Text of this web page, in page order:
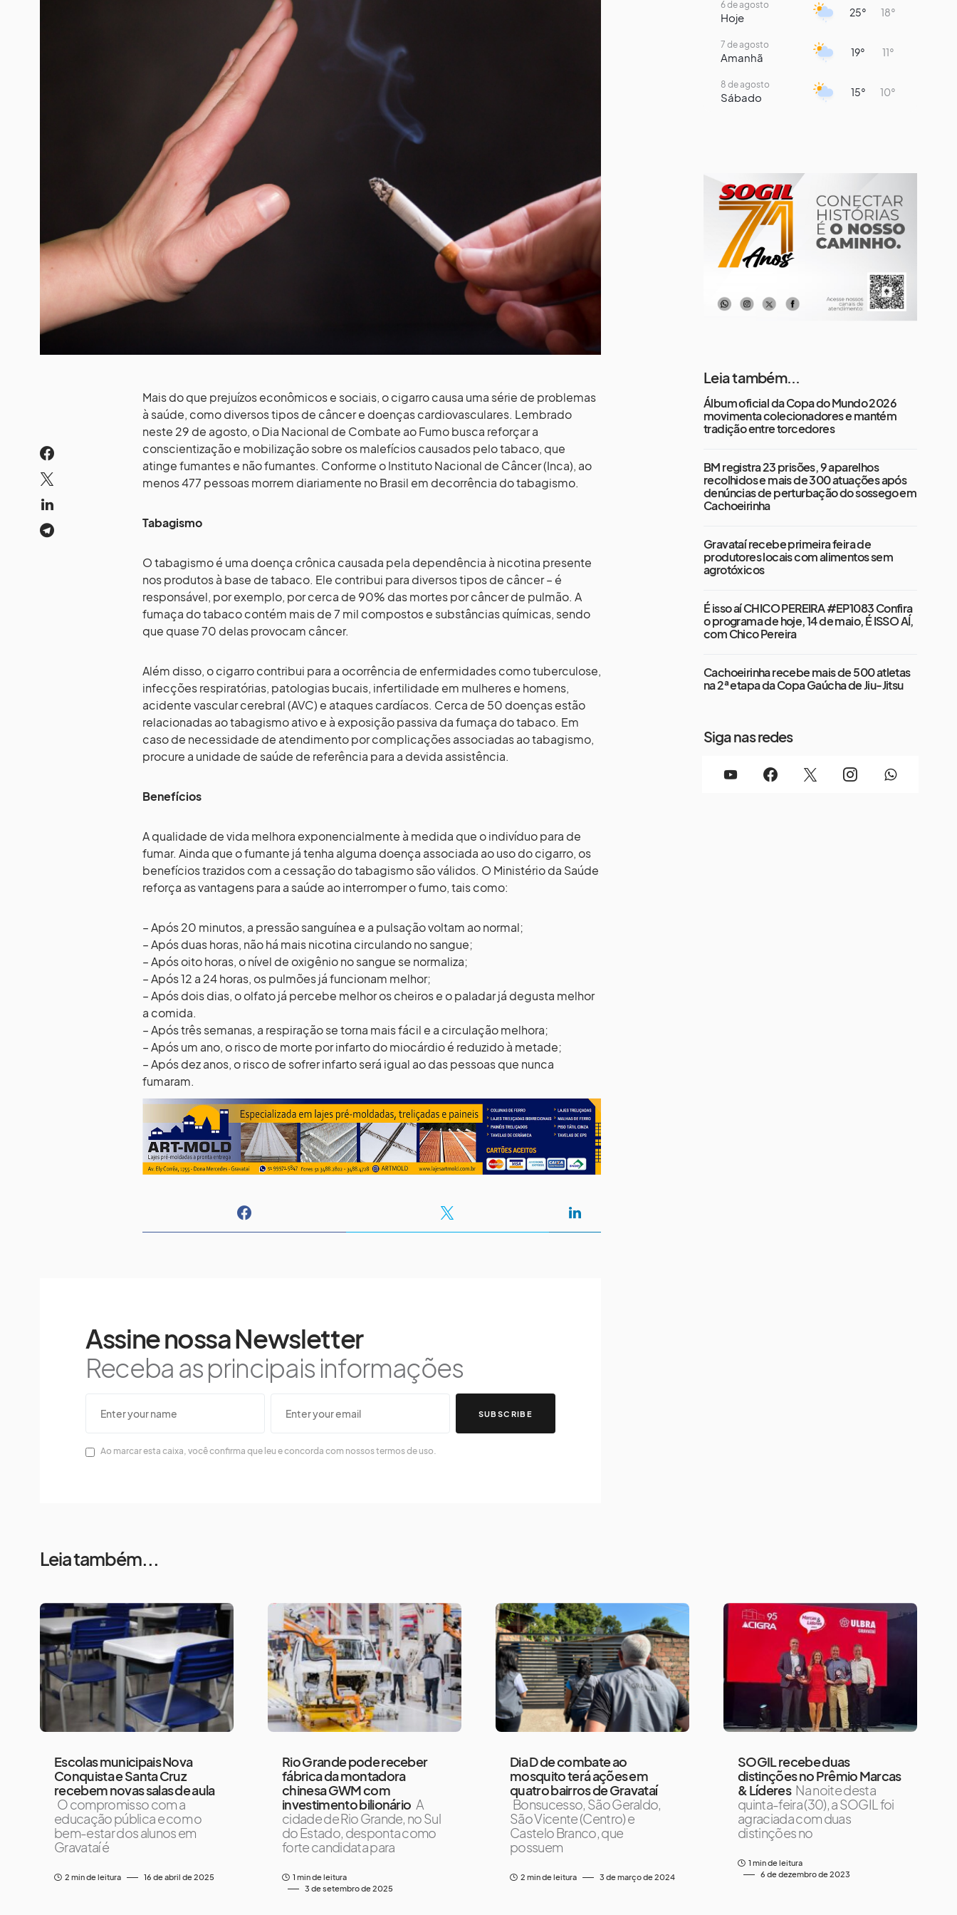
Mais do que prejuízos econômicos e sociais, o cigarro causa uma série de problemas
à saúde, como diversos tipos de câncer e doenças cardiovasculares. Lembrado
neste 29 de agosto, o Dia Nacional de Combate ao Fumo busca reforçar a
conscientização e mobilização sobre os malefícios causados pelo tabaco, que
atinge fumantes e não fumantes. Conforme o Instituto Nacional de Câncer (Inca), ao
menos 477 pessoas morrem diariamente no Brasil em decorrência do tabagismo.
Tabagismo
O tabagismo é uma doença crônica causada pela dependência à nicotina presente
nos produtos à base de tabaco. Ele contribui para diversos tipos de câncer – é
responsável, por exemplo, por cerca de 90% das mortes por câncer de pulmão. A
fumaça do tabaco contém mais de 7 mil compostos e substâncias químicas, sendo
que quase 70 delas provocam câncer.
Além disso, o cigarro contribui para a ocorrência de enfermidades como tuberculose,
infecções respiratórias, patologias bucais, infertilidade em mulheres e homens,
acidente vascular cerebral (AVC) e ataques cardíacos. Cerca de 50 doenças estão
relacionadas ao tabagismo ativo e à exposição passiva da fumaça do tabaco. Em
caso de necessidade de atendimento por complicações associadas ao tabagismo,
procure a unidade de saúde de referência para a devida assistência.
Benefícios
A qualidade de vida melhora exponencialmente à medida que o indivíduo para de
fumar. Ainda que o fumante já tenha alguma doença associada ao uso do cigarro, os
benefícios trazidos com a cessação do tabagismo são válidos. O Ministério da Saúde
reforça as vantagens para a saúde ao interromper o fumo, tais como:
– Após 20 minutos, a pressão sanguínea e a pulsação voltam ao normal;
– Após duas horas, não há mais nicotina circulando no sangue;
– Após oito horas, o nível de oxigênio no sangue se normaliza;
– Após 12 a 24 horas, os pulmões já funcionam melhor;
– Após dois dias, o olfato já percebe melhor os cheiros e o paladar já degusta melhor
a comida.
– Após três semanas, a respiração se torna mais fácil e a circulação melhora;
– Após um ano, o risco de morte por infarto do miocárdio é reduzido à metade;
– Após dez anos, o risco de sofrer infarto será igual ao das pessoas que nunca
fumaram.
Assine nossa Newsletter
Receba as principais informações
SUBSCRIBE
Ao marcar esta caixa, você confirma que leu e concorda com nossos termos de uso.
6 de agosto
Hoje 25° 18°
7 de agosto
Amanhã 19° 11°
8 de agosto
Sábado 15° 10°
Segunda-Feira 14° 7°
11 de agosto
Terça-Feira 17° 8°
12 de agosto
Quarta-Feira 13° 12°
Leia também...
Álbum oficial da Copa do Mundo 2026
movimenta colecionadores e mantém
tradição entre torcedores
BM registra 23 prisões, 9 aparelhos
recolhidos e mais de 300 atuações após
denúncias de perturbação do sossego em
Cachoeirinha
Gravataí recebe primeira feira de
produtores locais com alimentos sem
agrotóxicos
É isso aí CHICO PEREIRA #EP1083 Confira
o programa de hoje, 14 de maio, É ISSO AÍ,
com Chico Pereira
Cachoeirinha recebe mais de 500 atletas
na 2ª etapa da Copa Gaúcha de Jiu-Jitsu
Siga nas redes
Leia também...
Escolas municipais Nova
Conquista e Santa Cruz
recebem novas salas de aula
O compromisso com a
educação pública e com o
bem-estar dos alunos em
Gravataí é
2 min de leitura 16 de abril de 2025
Rio Grande pode receber
fábrica da montadora
chinesa GWM com
investimento bilionário A
cidade de Rio Grande, no Sul
do Estado, desponta como
forte candidata para
1 min de leitura
3 de setembro de 2025
Dia D de combate ao
mosquito terá ações em
quatro bairros de Gravataí
Bonsucesso, São Geraldo,
São Vicente (Centro) e
Castelo Branco, que
possuem
2 min de leitura 3 de março de 2024
SOGIL recebe duas
distinções no Prêmio Marcas
& Líderes Na noite desta
quinta-feira (30), a SOGIL foi
agraciada com duas
distinções no
1 min de leitura
6 de dezembro de 2023